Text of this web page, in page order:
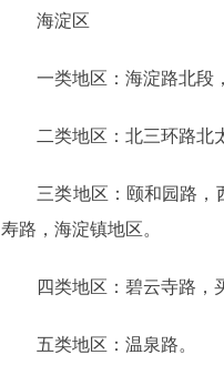
海淀区
一类地区：海淀路北段，
二类地区：北三环路北太
三类地区：颐和园路，西
寿路，海淀镇地区。
四类地区：碧云寺路，买
五类地区：温泉路。